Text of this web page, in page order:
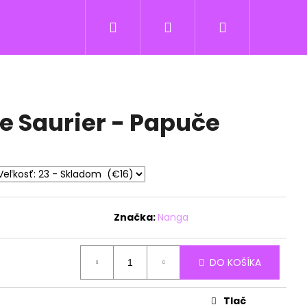
Hľadať Prihlásenie
Saurier - Papuče
Značka:Nanga
DO KOŠÍKA
Tlač